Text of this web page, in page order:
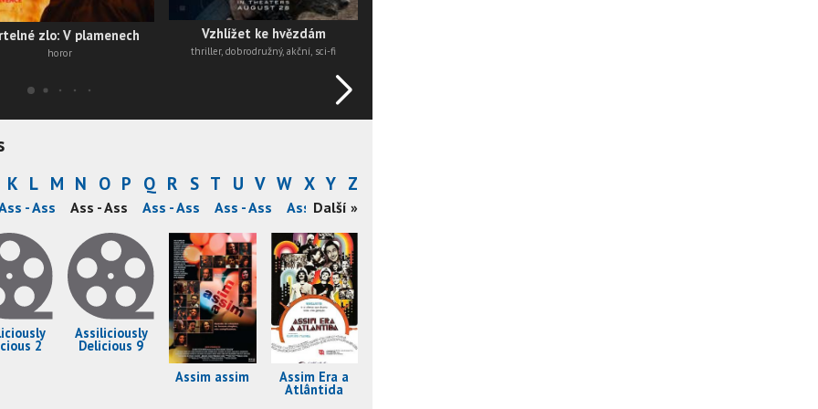
zlo: V plamenech
horor
Vzhlížet ke hvězdám
thriller, dobrodružný, akční, sci-fi
K L M N O P Q R S T U V W X Y Z
- Ass Ass - Ass Ass - Ass Ass - Ass Ass - Ass
Další »
2
Assiliciously
Delicious 9
Assim assim
Assim Era a
Atlântida